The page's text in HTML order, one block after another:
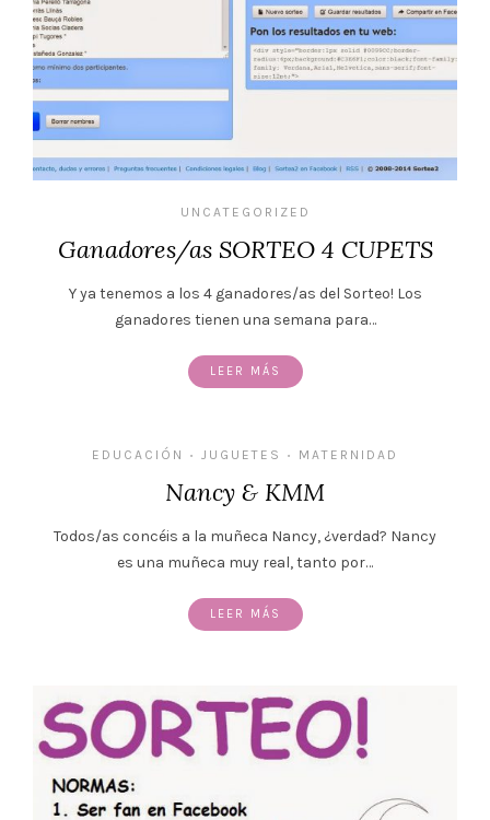
UNCATEGORIZED
Ganadores/as SORTEO 4 CUPETS
Y ya tenemos a los 4 ganadores/as del Sorteo! Los
ganadores tienen una semana para…
LEER MÁS
EDUCACIÓN • JUGUETES • MATERNIDAD
Nancy & KMM
Todos/as concéis a la muñeca Nancy, ¿verdad? Nancy
es una muñeca muy real, tanto por…
LEER MÁS